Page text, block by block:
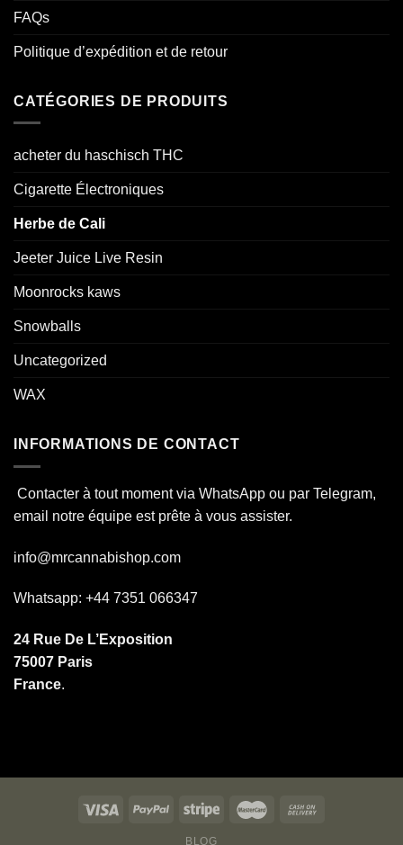
FAQs
Politique d’expédition et de retour
CATÉGORIES DE PRODUITS
acheter du haschisch THC
Cigarette Électroniques
Herbe de Cali
Jeeter Juice Live Resin
Moonrocks kaws
Snowballs
Uncategorized
WAX
INFORMATIONS DE CONTACT
Contacter à tout moment via WhatsApp ou par Telegram,
email notre équipe est prête à vous assister.
info@mrcannabishop.com
Whatsapp: +44 7351 066347
24 Rue De L’Exposition
75007 Paris
France.
BLOG